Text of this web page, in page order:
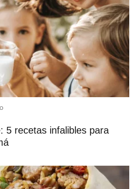
5 recetas infalibles para